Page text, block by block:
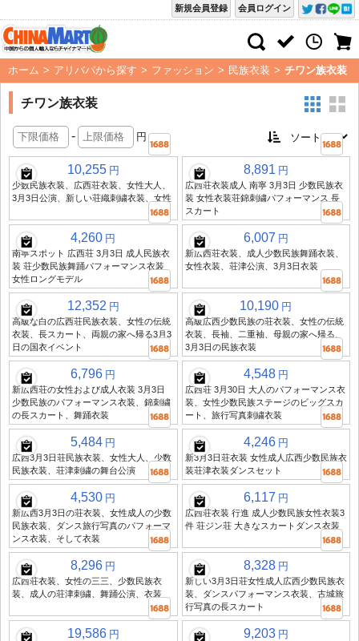
会員ログイン
新規会員登録
ホーム > アリババから探す > ファッション > 民族衣装 > チワン族衣装
チワン族衣装
- 円
10,255 円
少数民族衣装、広西荘衣装、女性大人、
3月3日公演、新しい荘織刺繍衣装、女性
8,891 円
広西荘衣装成人 南寧 3月3日 少数民族衣
装 女性衣装荘錦刺繍パフォーマンス 長
スカート
4,260 円
南寧スポット 広西荘 3月3日 成人民族衣
装 荘少数民族舞踊パフォーマンス衣装
女性ロングモデル
6,007 円
新広西荘衣装、成人少数民族舞踊衣装、
女性衣装、荘津公演、3月3日衣装
12,352 円
高級な白の広西荘民族衣装、女性の伝統
衣装、長スカート、両親の家へ帰る3月3
日の国衣イベント
10,190 円
高級広西少数民族の荘衣装、女性の伝統
衣装、長袖、二重袖、母親の家へ帰る、
3月3日の民族衣装
6,796 円
新広西荘の女性および成人衣装 3月3日
少数民族のパフォーマンス衣装、錦刺繍
の長スカート、舞踊衣装
4,548 円
広西荘 3月30日 大人のパフォーマンス衣
装、女性少数民族ステージのビッグスカ
ート、旅行写真刺繍衣装
5,484 円
広西3月3日荘民族衣装、女性大人、少数
民族衣装、荘津刺繍の舞台公演
4,246 円
新3月3日荘衣装 女性成人広西少数民族衣
装荘津衣装ダンスセット
4,530 円
新広西3月3日の荘衣装、女性成人の少数
民族衣装、ダンス旅行写真のパフォーマ
ンス衣装、そして衣装
6,117 円
広西荘衣装 行進 成人少数民族女性衣装3
件 荘ジン荘 大きなスカートダンス衣装
8,296 円
広西荘衣装、女性の三三、少数民族衣
装、成人の荘津刺繍、舞踊公演、衣装
8,328 円
新しい3月3日荘女性成人広西少数民族衣
装、ダンスパフォーマンス衣装、古城旅
行写真の長スカート
19,586 円 9,203 円